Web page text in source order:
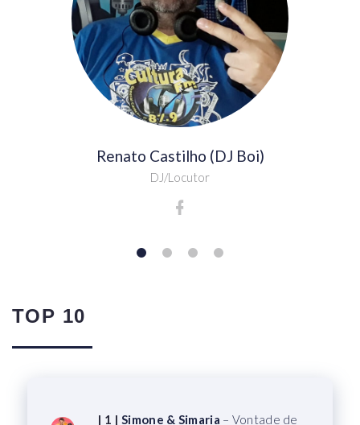
Renato Castilho (DJ Boi)
DJ/Locutor
TOP 10
| 1 |Simone & Simaria – Vontade de